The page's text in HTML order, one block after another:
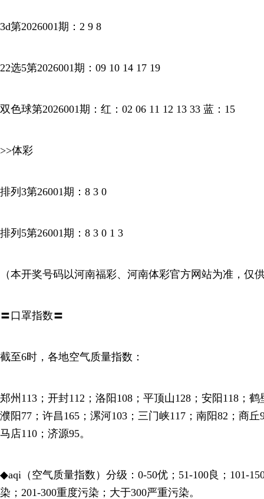
3d第2026001期：2 9 8
22选5第2026001期：09 10 14 17 19
双色球第2026001期：红：02 06 11 12 13 33 蓝：15
>>体彩
排列3第26001期：8 3 0
排列5第26001期：8 3 0 1 3
（本开奖号码以河南福彩、河南体彩官方网站为准，仅
〓口罩指数〓
截至6时，各地空气质量指数：
郑州113；开封112；洛阳108；平顶山128；安阳118；
濮阳77；许昌165；漯河103；三门峡117；南阳82；商
马店110；济源95。
◆aqi（空气质量指数）分级：0-50优；51-100良；101-
染；201-300重度污染；大于300严重污染。